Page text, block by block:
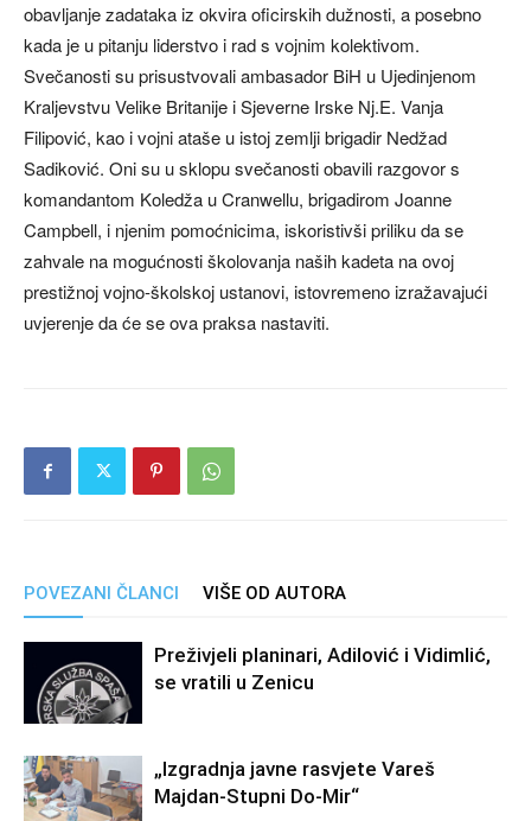
obavljanje zadataka iz okvira oficirskih dužnosti, a posebno
kada je u pitanju liderstvo i rad s vojnim kolektivom.
Svečanosti su prisustvovali ambasador BiH u Ujedinjenom
Kraljevstvu Velike Britanije i Sjeverne Irske Nj.E. Vanja
Filipović, kao i vojni ataše u istoj zemlji brigadir Nedžad
Sadiković. Oni su u sklopu svečanosti obavili razgovor s
komandantom Koledža u Cranwellu, brigadirom Joanne
Campbell, i njenim pomoćnicima, iskoristivši priliku da se
zahvale na mogućnosti školovanja naših kadeta na ovoj
prestižnoj vojno-školskoj ustanovi, istovremeno izražavajući
uvjerenje da će se ova praksa nastaviti.
POVEZANI ČLANCI VIŠE OD AUTORA
Preživjeli planinari, Adilović i Vidimlić,
se vratili u Zenicu
„Izgradnja javne rasvjete Vareš
Majdan-Stupni Do-Mir“